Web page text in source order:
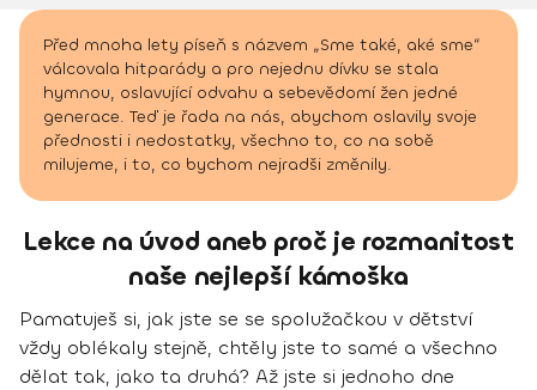
Před mnoha lety píseň s názvem „Sme také, aké sme“
válcovala hitparády a pro nejednu dívku se stala
hymnou, oslavující odvahu a sebevědomí žen jedné
generace. Teď je řada na nás, abychom oslavily svoje
přednosti i nedostatky, všechno to, co na sobě
milujeme, i to, co bychom nejradši změnily.
Lekce na úvod aneb proč je rozmanitost
naše nejlepší kámoška
Pamatuješ si, jak jste se se spolužačkou v dětství
vždy oblékaly stejně, chtěly jste to samé a všechno
dělat tak, jako ta druhá? Až jste si jednoho dne